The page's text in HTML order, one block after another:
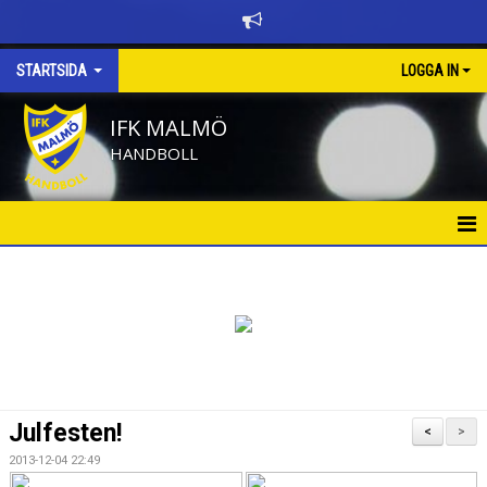
STARTSIDA LOGGA IN
IFK MALMÖ
HANDBOLL
NYHETSARKIV
>
<
Julfesten!
2013-12-04 22:49